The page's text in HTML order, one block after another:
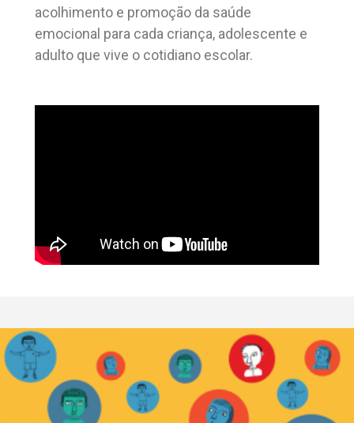
acolhimento e promoção da saúde
emocional para cada criança, adolescente e
adulto que vive o cotidiano escolar.